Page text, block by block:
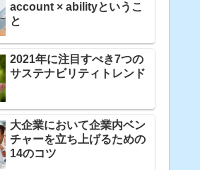
account × abilityというこ
と
2021年に注目すべき7つの
サステナビリティトレンド
大企業において企業内ベン
チャーを立ち上げるための
14のコツ